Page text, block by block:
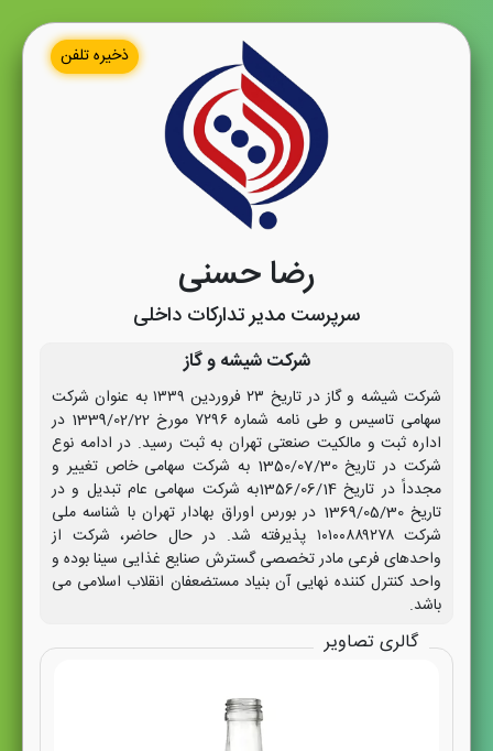
ذخیره تلفن
رضا حسنی
سرپرست مدیر تدارکات داخلی
شرکت شیشه و گاز
شرکت شیشه و گاز در تاریخ ۲۳ فروردین ۱۳۳۹ به عنوان شرکت
سهامی تاسیس و طی نامه شماره ۷۲۹۶ مورخ 1339/02/22 در
اداره ثبت و مالکیت صنعتی تهران به ثبت رسید. در ادامه نوع
شرکت در تاریخ 1350/07/30 به شرکت سهامی خاص تغییر و
مجدداً در تاریخ 1356/06/14به شرکت سهامی عام تبدیل و در
تاریخ 1369/05/30 در بورس اوراق بهادار تهران با شناسه ملی
شرکت ۱۰۱۰۰۸۸۹۲۷۸ پذیرفته شد. در حال حاضر، شرکت از
واحدهای فرعی مادر تخصصی گسترش صنایع غذایی سینا بوده و
واحد کنترل کننده نهایی آن بنیاد مستضعفان انقلاب اسلامی می
باشد.
گالری تصاویر